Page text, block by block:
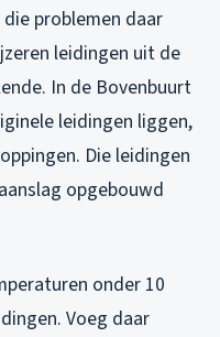
problemen daar
leidingen uit de
In de Bovenbuurt
leidingen liggen,
Die leidingen
opgebouwd
onder 10
Voeg daar